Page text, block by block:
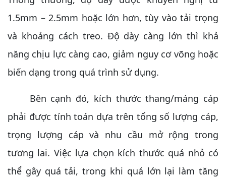
1.5mm – 2.5mm hoặc lớn hơn, tùy vào tải trọng
và khoảng cách treo. Độ dày càng lớn thì khả
năng chịu lực càng cao, giảm nguy cơ võng hoặc
biến dạng trong quá trình sử dụng.
Bên cạnh đó, kích thước thang/máng cáp
phải được tính toán dựa trên tổng số lượng cáp,
trọng lượng cáp và nhu cầu mở rộng trong
tương lai. Việc lựa chọn kích thước quá nhỏ có
thể gây quá tải, trong khi quá lớn lại làm tăng